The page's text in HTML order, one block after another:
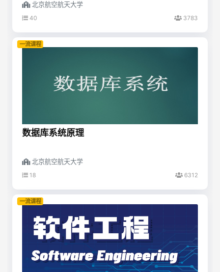
北京航空航天大学
40 3783
一流课程
数据库系统原理
北京航空航天大学
18 6312
一流课程